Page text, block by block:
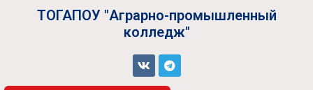
ТОГАПОУ "Аграрно-промышленный
колледж"